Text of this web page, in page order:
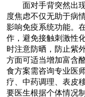
面对手背突然出
度焦虑不仅无助于病
影响免疫系统功能。
作，避免接触刺激性
时注意防晒，防止紫
方面可适当增加富含
食方案需咨询专业医
疗、中药调理、表皮
要医生根据个体情况